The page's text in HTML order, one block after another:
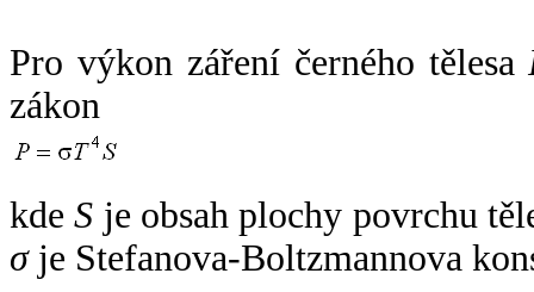
Pro výkon záření černého tělesa
zákon
kdeS je obsah plochy povrchu
σje Stefanova-Boltzmannova